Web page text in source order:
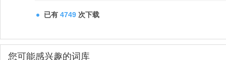
已有 4749 次下载
您可能感兴趣的词库